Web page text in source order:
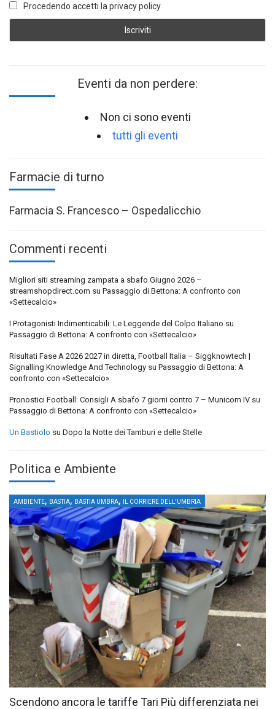
Procedendo accetti la privacy policy
Eventi da non perdere:
Non ci sono eventi
tutti gli eventi
Farmacie di turno
Farmacia S. Francesco – Ospedalicchio
Commenti recenti
Migliori siti streaming zampata a sbafo Giugno 2026 –
streamshopdirect.com su Passaggio di Bettona: A confronto con
«Settecalcio»
I Protagonisti Indimenticabili: Le Leggende del Colpo Italiano su
Passaggio di Bettona: A confronto con «Settecalcio»
Risultati Fase A 2026 2027 in diretta, Football Italia – Siggknowtech |
Signalling Knowledge And Technology su Passaggio di Bettona: A
confronto con «Settecalcio»
Pronostici Football: Consigli A sbafo 7 giorni contro 7 – Municorn IV su
Passaggio di Bettona: A confronto con «Settecalcio»
Un Bastiolo su Dopo la Notte dei Tamburi e delle Stelle
Politica e Ambiente
AMBIENTE, BASTIA, BASTIA UMBRA, IL CORRIERE DELL'UMBRIA
Scendono ancora le tariffe Tari Più differenziata nei